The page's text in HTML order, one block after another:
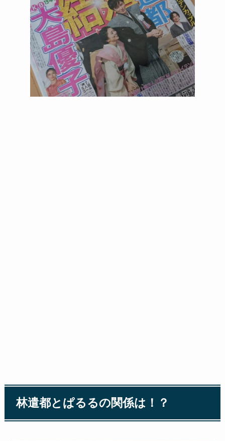
林遣都とぱるるの関係は！？